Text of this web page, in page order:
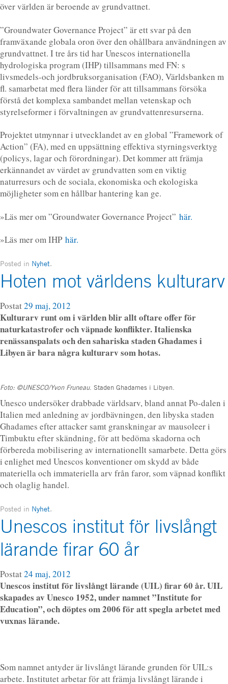
över världen är beroende av grundvattnet.
”Groundwater Governance Project” är ett svar på den
framväxande globala oron över den ohållbara användningen av
grundvattnet. I tre års tid har Unescos internationella
hydrologiska program (IHP) tillsammans med FN: s
livsmedels-och jordbruksorganisation (FAO), Världsbanken m
fl. samarbetat med flera länder för att tillsammans försöka
förstå det komplexa sambandet mellan vetenskap och
styrelseformer i förvaltningen av grundvattenresurserna.
Projektet utmynnar i utvecklandet av en global ”Framework of
Action” (FA), med en uppsättning effektiva styrningsverktyg
(policys, lagar och förordningar). Det kommer att främja
erkännandet av värdet av grundvatten som en viktig
naturresurs och de sociala, ekonomiska och ekologiska
möjligheter som en hållbar hantering kan ge.
»Läs mer om ”Groundwater Governance Project” här.
»Läs mer om IHP här.
Posted in Nyhet.
Hoten mot världens kulturarv
Postat29 maj, 2012
Kulturarv runt om i världen blir allt oftare offer för
naturkatastrofer och väpnade konflikter. Italienska
renässanspalats och den sahariska staden Ghadames i
Libyen är bara några kulturarv som hotas.
Foto: ©UNESCO/Yvon Fruneau. Staden Ghadames i Libyen.
Unesco undersöker drabbade världsarv, bland annat Po-dalen i
Italien med anledning av jordbävningen, den libyska staden
Ghadames efter attacker samt granskningar av mausoleer i
Timbuktu efter skändning, för att bedöma skadorna och
förbereda mobilisering av internationellt samarbete. Detta görs
i enlighet med Unescos konventioner om skydd av både
materiella och immateriella arv från faror, som väpnad konflikt
och olaglig handel.
Posted in Nyhet.
Unescos institut för livslångt
lärande firar 60 år
Postat24 maj, 2012
Unescos institut för livslångt lärande (UIL) firar 60 år. UIL
skapades av Unesco 1952, under namnet ”Institute for
Education”, och döptes om 2006 för att spegla arbetet med
vuxnas lärande.
Som namnet antyder är livslångt lärande grunden för UIL:s
arbete. Institutet arbetar för att främja livslångt lärande i